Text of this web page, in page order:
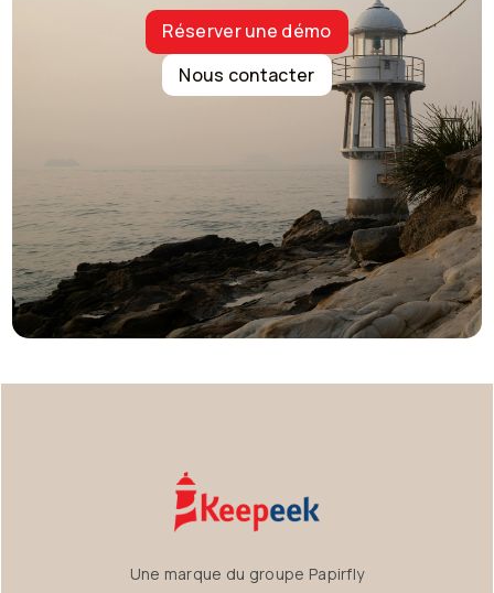
Réserver une démo
Nous contacter
Une marque du groupe Papirfly